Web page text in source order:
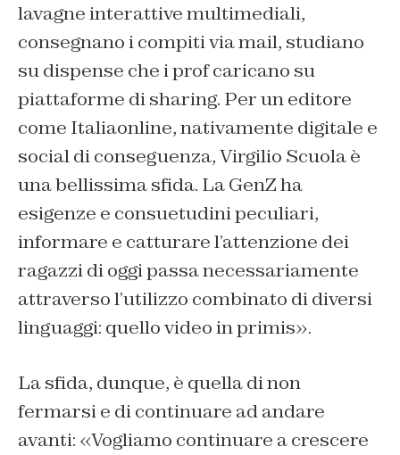
lavagne interattive multimediali,
consegnano i compiti via mail, studiano
su dispense che i prof caricano su
piattaforme di sharing. Per un editore
come Italiaonline, nativamente digitale e
social di conseguenza, Virgilio Scuola è
una bellissima sfida. La GenZ ha
esigenze e consuetudini peculiari,
informare e catturare l’attenzione dei
ragazzi di oggi passa necessariamente
attraverso l’utilizzo combinato di diversi
linguaggi: quello video in primis».
La sfida, dunque, è quella di non
fermarsi e di continuare ad andare
avanti: «Vogliamo continuare a crescere